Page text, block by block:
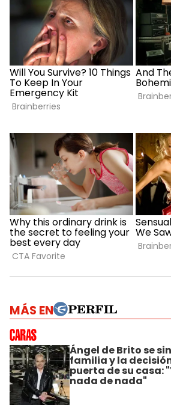
MÁS EN
Ángel de Brito se
familia y la
puerta de su casa:
nada de nada"